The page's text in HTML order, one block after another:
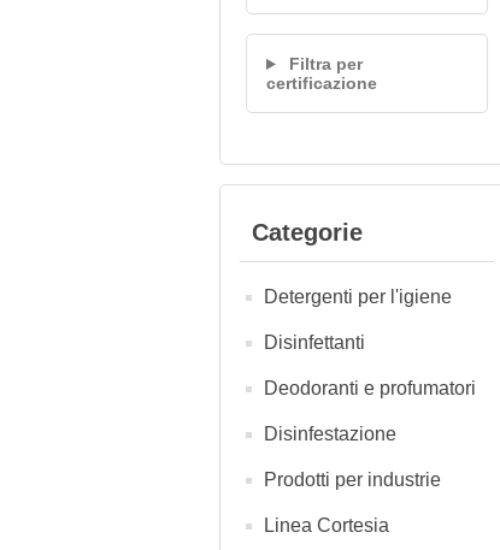
Filtra per
certificazione
Categorie
Detergenti per l'igiene
Disinfettanti
Deodoranti e profumatori
Disinfestazione
Prodotti per industrie
Linea Cortesia